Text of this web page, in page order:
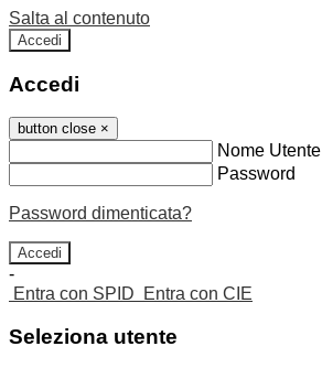
Salta al contenuto
Accedi
Accedi
button close ×
Nome Utente
Password
Password dimenticata?
-
Entra con SPID
Entra con CIE
Seleziona utente